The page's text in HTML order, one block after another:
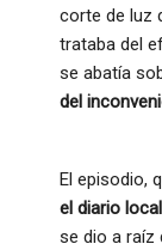
corte de luz
trataba del
se abatía
del
El episodio,
el diario
se dio a raíz